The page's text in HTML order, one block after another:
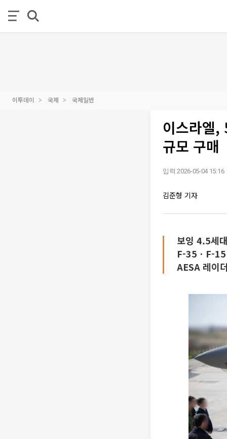
이투데이 국제 국제일반
이스라엘,
규모 구매
입력 2026-05-04 15:16
김준형 기자
보잉 4.5세
F-35ㆍF-15
AESA 레이